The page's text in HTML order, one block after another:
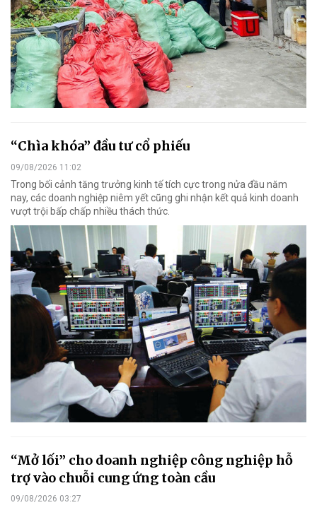
“Chìa khóa” đầu tư cổ phiếu
09/08/2026 11:02
Trong bối cảnh tăng trưởng kinh tế tích cực trong nửa đầu năm
nay, các doanh nghiệp niêm yết cũng ghi nhận kết quả kinh doanh
vượt trội bấp chấp nhiều thách thức.
“Mở lối” cho doanh nghiệp công nghiệp hỗ
trợ vào chuỗi cung ứng toàn cầu
09/08/2026 03:27